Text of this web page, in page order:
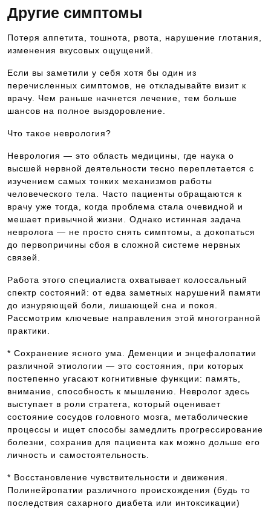
Другие симптомы
Потеря аппетита, тошнота, рвота, нарушение глотания,
изменения вкусовых ощущений.
Если вы заметили у себя хотя бы один из
перечисленных симптомов, не откладывайте визит к
врачу. Чем раньше начнется лечение, тем больше
шансов на полное выздоровление.
Что такое неврология?
Неврология — это область медицины, где наука о
высшей нервной деятельности тесно переплетается с
изучением самых тонких механизмов работы
человеческого тела. Часто пациенты обращаются к
врачу уже тогда, когда проблема стала очевидной и
мешает привычной жизни. Однако истинная задача
невролога — не просто снять симптомы, а докопаться
до первопричины сбоя в сложной системе нервных
связей.
Работа этого специалиста охватывает колоссальный
спектр состояний: от едва заметных нарушений памяти
до изнуряющей боли, лишающей сна и покоя.
Рассмотрим ключевые направления этой многогранной
практики.
* Сохранение ясного ума. Деменции и энцефалопатии
различной этиологии — это состояния, при которых
постепенно угасают когнитивные функции: память,
внимание, способность к мышлению. Невролог здесь
выступает в роли стратега, который оценивает
состояние сосудов головного мозга, метаболические
процессы и ищет способы замедлить прогрессирование
болезни, сохранив для пациента как можно дольше его
личность и самостоятельность.
* Восстановление чувствительности и движения.
Полинейропатии различного происхождения (будь то
последствия сахарного диабета или интоксикации)